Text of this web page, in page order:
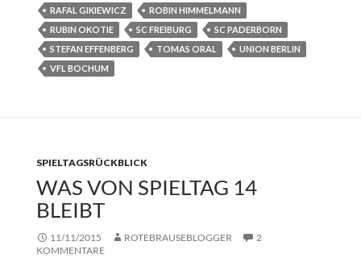
RAFAL GIKIEWICZ
ROBIN HIMMELMANN
RUBIN OKOTIE
SC FREIBURG
SC PADERBORN
STEFAN EFFENBERG
TOMAS ORAL
UNION BERLIN
VFL BOCHUM
SPIELTAGSRÜCKBLICK
WAS VON SPIELTAG 14
BLEIBT
11/11/2015 ROTEBRAUSEBLOGGER
2
KOMMENTARE